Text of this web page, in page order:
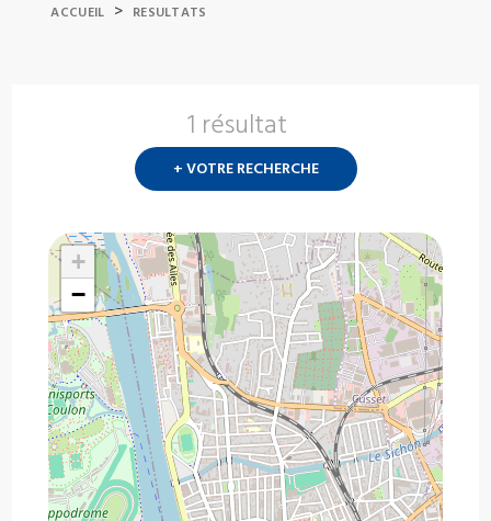
ACCUEIL > RESULTATS
1 résultat
+ VOTRE RECHERCHE
+
−